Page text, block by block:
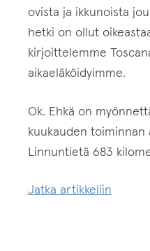
ovista ja ikkunoista
hetki on ollut
kirjoittelemme
aikaeläköidyimme.
Ok. Ehkä on
kuukauden toiminnan
Linnuntietä 683
Jatka artikkeliinAlku